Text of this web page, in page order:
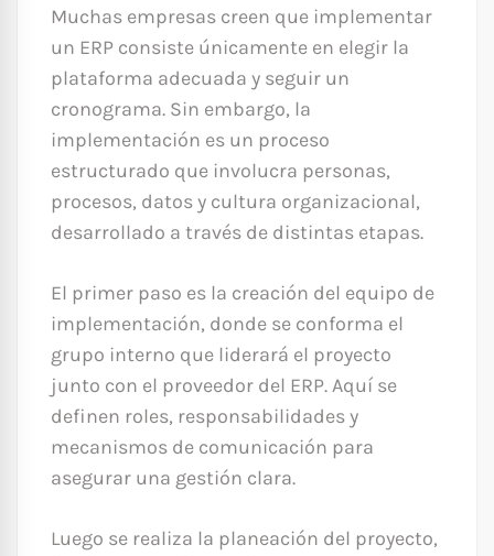
Muchas empresas creen que implementar
un ERP consiste únicamente en elegir la
plataforma adecuada y seguir un
cronograma. Sin embargo, la
implementación es un proceso
estructurado que involucra personas,
procesos, datos y cultura organizacional,
desarrollado a través de distintas etapas.
El primer paso es la creación del equipo de
implementación, donde se conforma el
grupo interno que liderará el proyecto
junto con el proveedor del ERP. Aquí se
definen roles, responsabilidades y
mecanismos de comunicación para
asegurar una gestión clara.
Luego se realiza la planeación del proyecto,